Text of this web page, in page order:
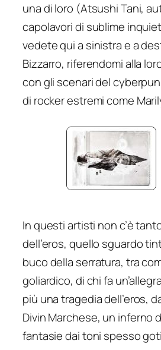
una di loro (Atsushi Tani,
capolavori di sublime
vedete qui a sinistra e a
Bizzarro, riferendomi alla
con gli scenari del
di rocker estremi come
In questi artisti non c’è
dell’eros, quello sguardo
buco della serratura, tra
goliardico, di chi fa
più una tragedia dell’eros,
Divin Marchese, un inferno
fantasie dai toni spesso